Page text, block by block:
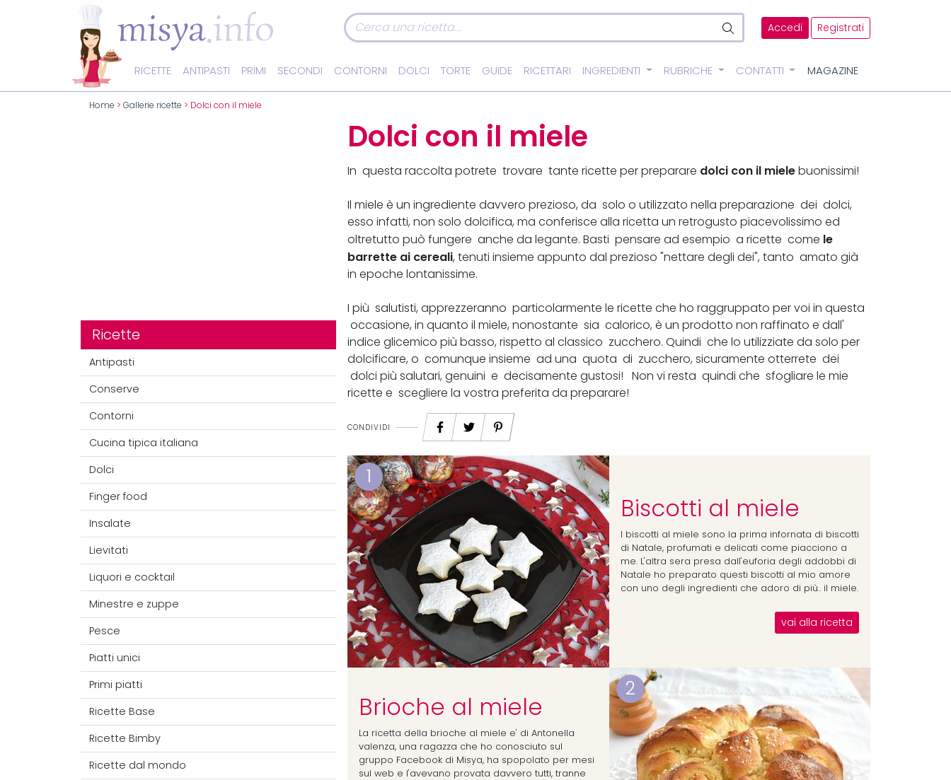
Accedi Registrati
RICETTE ANTIPASTI PRIMI SECONDI CONTORNI DOLCI TORTE GUIDE RICETTARI INGREDIENTI RUBRICHE CONTATTI MAGAZINE
Home > Gallerie ricette > Dolci con il miele
Ricette
Antipasti
Conserve
Contorni
Cucina tipica italiana
Dolci
Finger food
Insalate
Lievitati
Liquori e cocktail
Minestre e zuppe
Pesce
Piatti unici
Primi piatti
Ricette Base
Ricette Bimby
Ricette dal mondo
Dolci con il miele
In questa raccolta potrete trovare tante ricette per preparare dolci con il miele buonissimi!
Il miele è un ingrediente davvero prezioso, da solo o utilizzato nella preparazione dei dolci,
esso infatti, non solo dolcifica, ma conferisce alla ricetta un retrogusto piacevolissimo ed
oltretutto può fungere anche da legante. Basti pensare ad esempio a ricette come le
barrette ai cereali, tenuti insieme appunto dal prezioso "nettare degli dei", tanto amato già
in epoche lontanissime.
I più salutisti, apprezzeranno particolarmente le ricette che ho raggruppato per voi in questa
occasione, in quanto il miele, nonostante sia calorico, è un prodotto non raffinato e dall'
indice glicemico più basso, rispetto al classico zucchero. Quindi che lo utilizziate da solo per
dolcificare, o comunque insieme ad una quota di zucchero, sicuramente otterrete dei
dolci più salutari, genuini e decisamente gustosi! Non vi resta quindi che sfogliare le mie
ricette e scegliere la vostra preferita da preparare!
CONDIVIDI
1
Biscotti al miele
I biscotti al miele sono la prima infornata di biscotti
di Natale, profumati e delicati come piacciono a
me. L'altra sera presa dall'euforia degli addobbi di
Natale ho preparato questi biscotti al mio amore
con uno degli ingredienti che adoro di più.. il miele.
vai alla ricetta
2
Brioche al miele
La ricetta della brioche al miele e' di Antonella
valenza, una ragazza che ho conosciuto sul
gruppo Facebook di Misya, ha spopolato per mesi
sul web e l'avevano provata davvero tutti, tranne